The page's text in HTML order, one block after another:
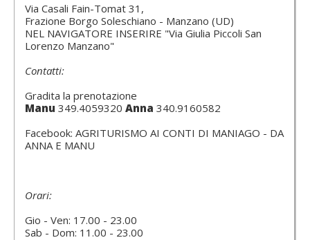
Via Casali Fain-Tomat 31,
Frazione Borgo Soleschiano - Manzano (UD)
NEL NAVIGATORE INSERIRE "Via Giulia Piccoli San
Lorenzo Manzano"
Contatti:
Gradita la prenotazione
Manu 349.4059320 Anna 340.9160582
Facebook: AGRITURISMO AI CONTI DI MANIAGO - DA
ANNA E MANU
Orari:
Gio - Ven: 17.00 - 23.00
Sab - Dom: 11.00 - 23.00